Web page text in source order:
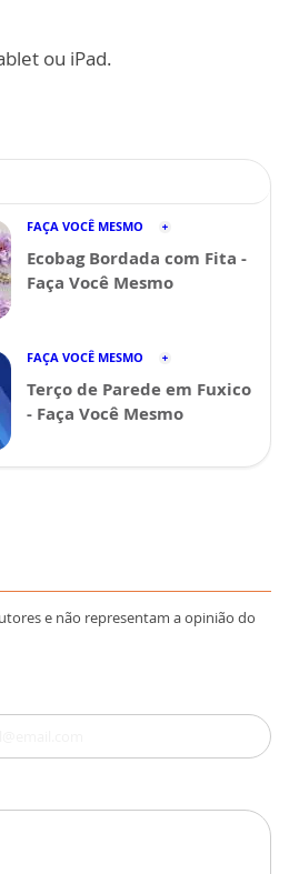
ou iPad.
FAÇA VOCÊ MESMO
Ecobag Bordada com Fita -
Faça Você Mesmo
FAÇA VOCÊ MESMO
Terço de Parede em Fuxico
- Faça Você Mesmo
e não representam a opinião do